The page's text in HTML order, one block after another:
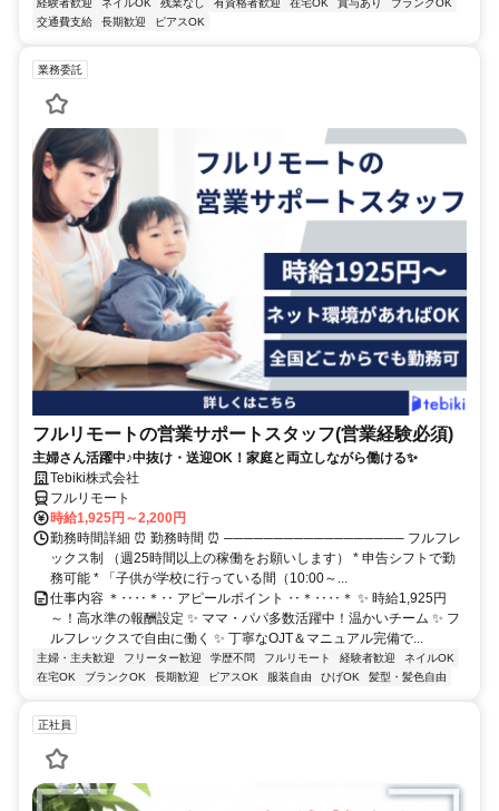
経験者歓迎 ネイルOK 残業なし 有資格者歓迎 在宅OK 賞与あり
ブランクOK
交通費支給
長期歓迎 ピアスOK
業務委託
フルリモートの営業サポートスタッフ(営業経験必須)
主婦さん活躍中♪中抜け・送迎OK！家庭と両立しながら働ける✨
Tebiki株式会社
フルリモート
時給1,925円～2,200円
勤務時間詳細 ⏰ 勤務時間 ⏰ ────────────────── フルフレ
ックス制 （週25時間以上の稼働をお願いします） * 申告シフトで勤
務可能 * 「子供が学校に行っている間（10:00～...
仕事内容 ＊‥‥＊‥ アピールポイント ‥＊‥‥＊ ✨ 時給1,925円
～！高水準の報酬設定 ✨ ママ・パパ多数活躍中！温かいチーム ✨ フ
ルフレックスで自由に働く ✨ 丁寧なOJT＆マニュアル完備で...
主婦・主夫歓迎 フリーター歓迎 学歴不問 フルリモート 経験者歓迎
ネイルOK
在宅OK
ブランクOK 長期歓迎 ピアスOK 服装自由 ひげOK 髪型・髪色自由
正社員